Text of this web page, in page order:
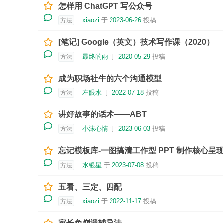
怎样用 ChatGPT 写公众号
方法 xiaozi 于 2023-06-26 投稿
[笔记] Google（英文）技术写作课（2020）
方法 最终的雨 于 2020-05-29 投稿
成为职场社牛的六个沟通模型
方法 左眼水 于 2022-07-18 投稿
讲好故事的话术——ABT
方法 小沫心情 于 2023-06-03 投稿
忘记模板库-一图搞清工作型 PPT 制作核心呈
方法 水银星 于 2023-07-08 投稿
五看、三定、四配
方法 xiaozi 于 2022-11-17 投稿